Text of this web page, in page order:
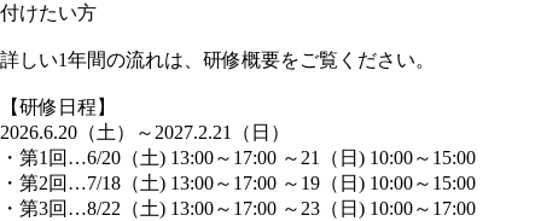
付けたい方
詳しい1年間の流れは、研修概要をご覧ください。
【研修日程】
2026.6.20（土）～2027.2.21（日）
・第1回…6/20（土) 13:00～17:00 ～21（日) 10:00～15:00
・第2回…7/18（土) 13:00～17:00 ～19（日) 10:00～15:00
・第3回…8/22（土) 13:00～17:00 ～23（日) 10:00～17:00